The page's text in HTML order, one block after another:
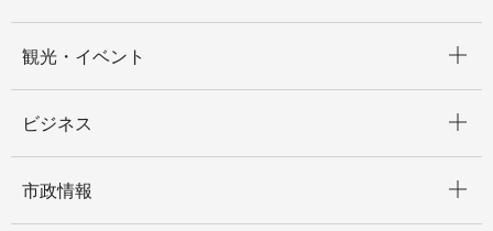
観光・イベント
ビジネス
市政情報